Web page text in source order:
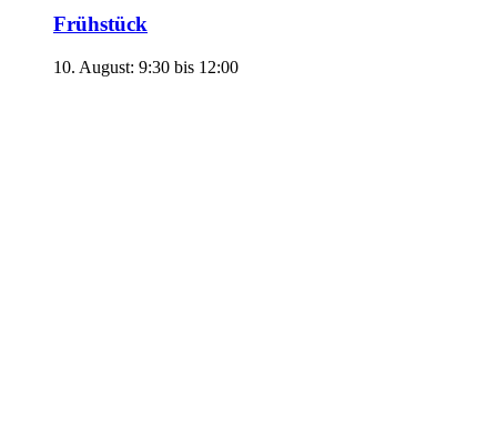
Frühstück
10. August: 9:30 bis 12:00